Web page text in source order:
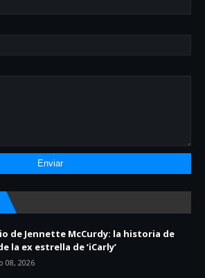
de Jennette McCurdy: la historia de
la ex estrella de ‘iCarly’
08, 2026